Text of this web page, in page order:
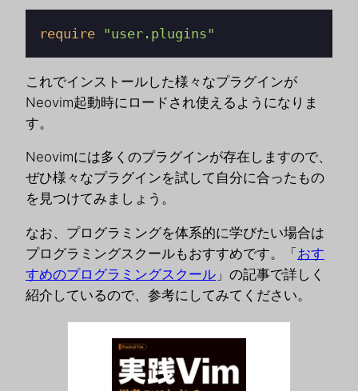
require "user.plugins"
これでインストールした様々なプラグインが
Neovim起動時にロードされ使えるようになりま
す。
Neovimには多くのプラグインが存在しますので、
ぜひ様々なプラグインを試して自分に合ったもの
を見つけてみましょう。
なお、プログラミングを体系的に学びたい場合は
プログラミングスクールもおすすめです。「 おす
すめのプログラミングスクール 」の記事で詳しく
紹介しているので、参考にしてみてください。